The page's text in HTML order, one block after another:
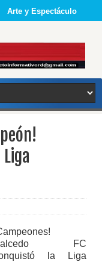
Arte y Espectáculo
FC
la Liga